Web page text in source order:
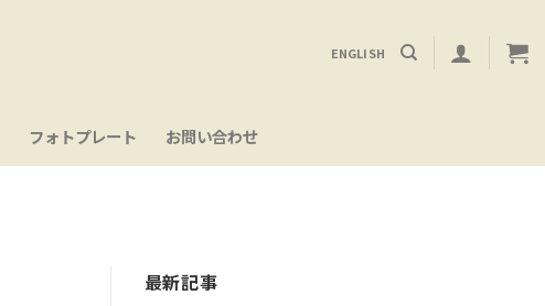
ENGLISH
フォトプレート お問い合わせ
最新記事